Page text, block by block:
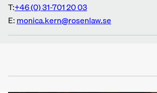
T:+46 (0) 31-701 20 03
E:monica.kern@rosenlaw.se